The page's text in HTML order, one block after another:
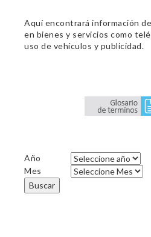
Aquí encontrará información
en bienes y servicios como
uso de vehículos y publicidad.
Año
Mes
Buscar